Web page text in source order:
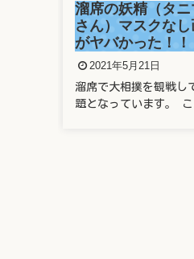
溜席の妖精（タ
さん）マスクな
がヤバかった！！
2021年5月21日
溜席で大相撲を観戦し
題となっています。